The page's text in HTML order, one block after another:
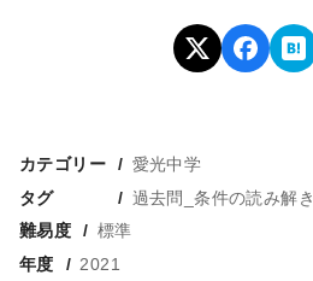
カテゴリー
愛光中学
タグ
過去問_条件の読み解き
難易度
標準
年度
2021